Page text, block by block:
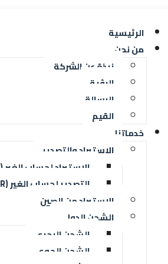
الرئيسية
من نحن
نبذة عن الشركة
الرؤية
الرسالة
القيم
خدماتنا
الاستيراد والتصدير
الاستيراد لحساب الغير (IOR)
التصدير لحساب الغير (EOR)
الاستيراد من الصين
الشحن الدولي
الشحن البحري
الشحن الجوي